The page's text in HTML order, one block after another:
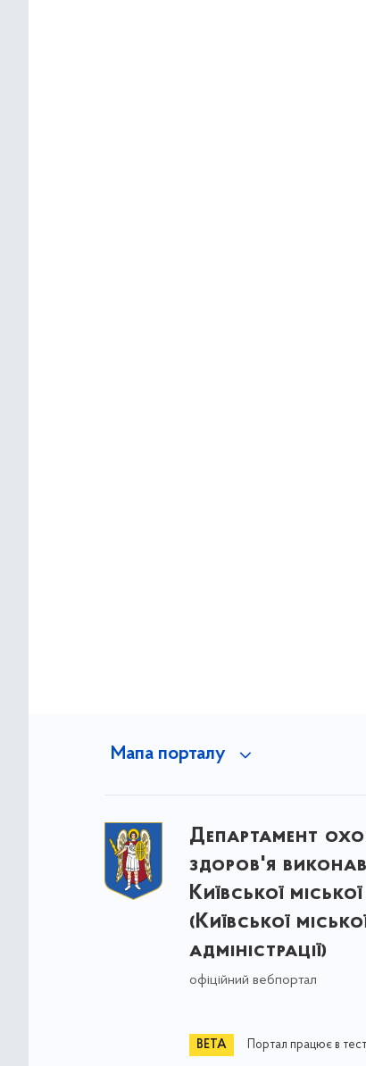
Мапа порталу
Департамент
здоров'я
Київської
(Київської
адміністрації)
офіційний вебпортал
Портал працює в